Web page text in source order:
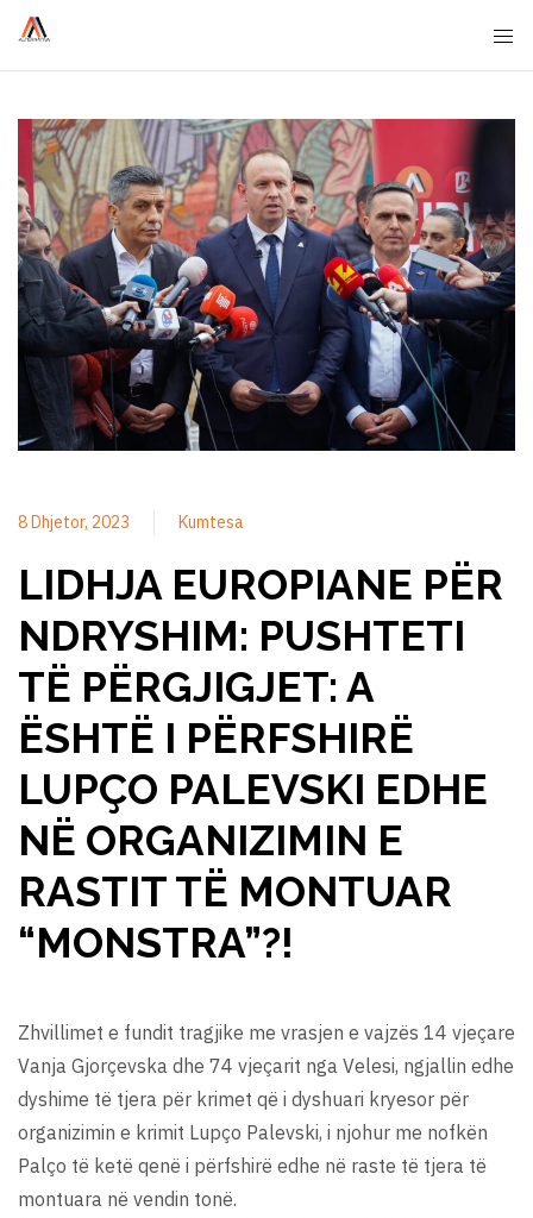
8 Dhjetor, 2023 Kumtesa
LIDHJA EUROPIANE PËR
NDRYSHIM: PUSHTETI
TË PËRGJIGJET: A
ËSHTË I PËRFSHIRË
LUPÇO PALEVSKI EDHE
NË ORGANIZIMIN E
RASTIT TË MONTUAR
“MONSTRA”?!
Zhvillimet e fundit tragjike me vrasjen e vajzës 14 vjeçare
Vanja Gjorçevska dhe 74 vjeçarit nga Velesi, ngjallin edhe
dyshime të tjera për krimet që i dyshuari kryesor për
organizimin e krimit Lupço Palevski, i njohur me nofkën
Palço të ketë qenë i përfshirë edhe në raste të tjera të
montuara në vendin tonë.